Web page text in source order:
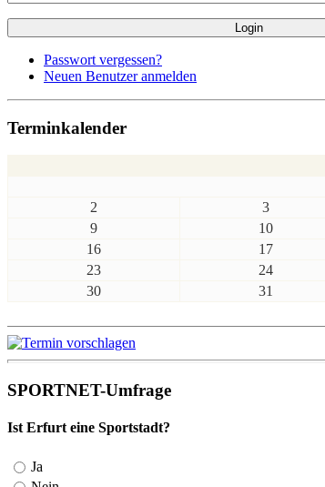
Passwort vergessen?
Neuen Benutzer anmelden
Terminkalender
2
3
9
10
16
17
23
24
30
31
SPORTNET-Umfrage
Ist Erfurt eine Sportstadt?
Ja